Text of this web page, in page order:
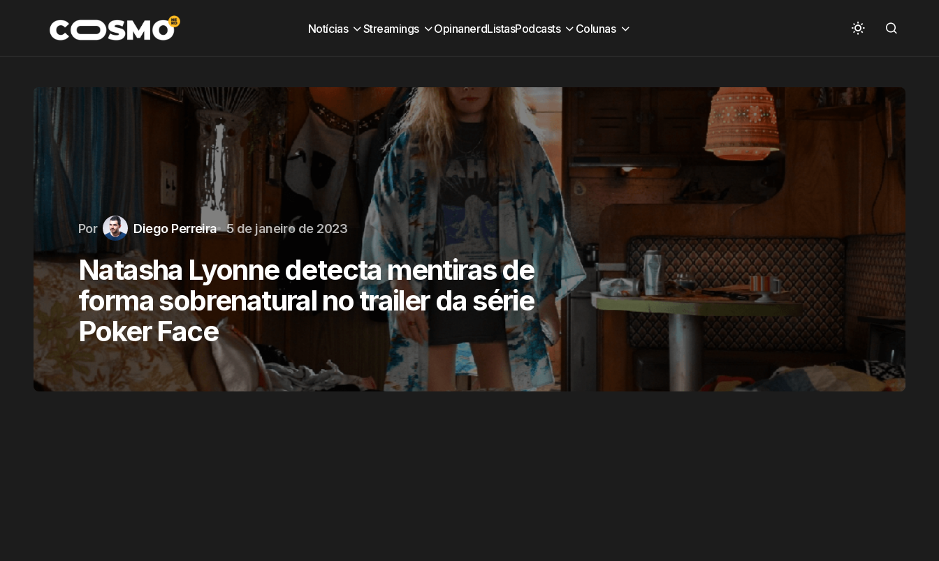
Notícias Streamings OpinanerdListasPodcasts Colunas
Por Diego Perreira 5 de janeiro de 2023
Natasha Lyonne detecta mentiras de
forma sobrenatural no trailer da série
Poker Face